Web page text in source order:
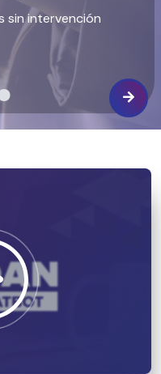
sin intervención